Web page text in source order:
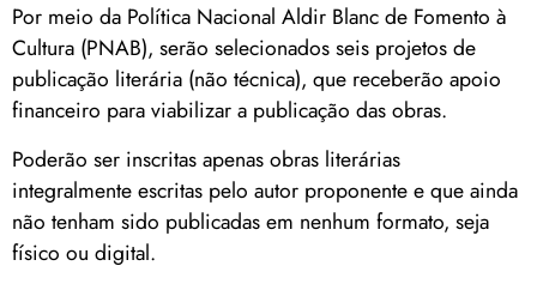
Por meio da Política Nacional Aldir Blanc de Fomento à
Cultura (PNAB), serão selecionados seis projetos de
publicação literária (não técnica), que receberão apoio
financeiro para viabilizar a publicação das obras.
Poderão ser inscritas apenas obras literárias
integralmente escritas pelo autor proponente e que ainda
não tenham sido publicadas em nenhum formato, seja
físico ou digital.